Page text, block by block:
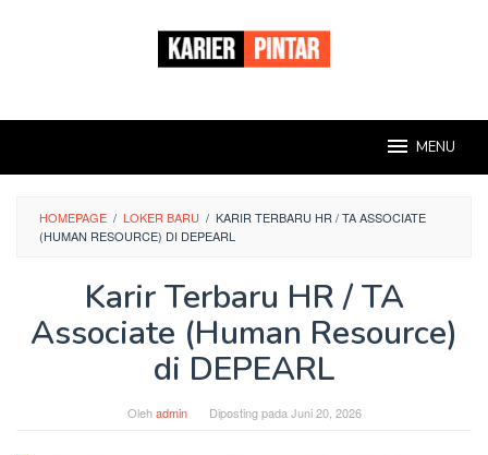
MENU
HOMEPAGE / LOKER BARU / KARIR TERBARU HR / TA ASSOCIATE
(HUMAN RESOURCE) DI DEPEARL
Karir Terbaru HR / TA
Associate (Human Resource)
di DEPEARL
Olehadmin Diposting pada Juni 20, 2026